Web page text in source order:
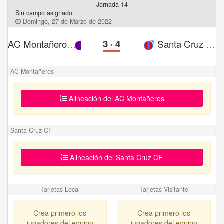
Jornada 14
Sin campo asignado
Domingo, 27 de Marzo de 2022
AC Montañeros 3 ·4 Santa Cruz CF
AC Montañeros
Alineación del AC Montañeros
Santa Cruz CF
Alineación del Santa Cruz CF
Tarjetas Local Tarjetas Visitante
Crea primero los
Crea primero los